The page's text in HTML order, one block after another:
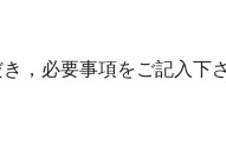
，必要事項をご記入下